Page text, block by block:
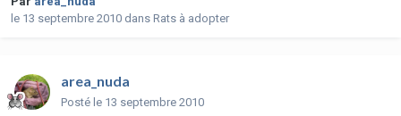
le 13 septembre 2010 dans Rats à adopter
area_nuda
Posté le 13 septembre 2010